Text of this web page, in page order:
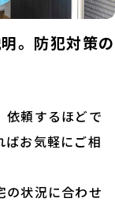
。防犯対策の
依頼するほどで
ばお気軽にご相
の状況に合わせ